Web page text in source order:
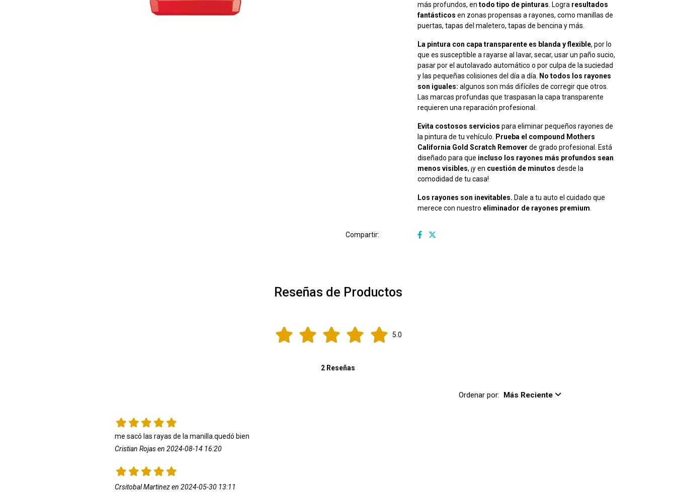
más profundos, en todo tipo de pinturas . Logra resultados
fantásticos en zonas propensas a rayones, como manillas de
puertas, tapas del maletero, tapas de bencina y más.
La pintura con capa transparente es blanda y flexible, por lo
que es susceptible a rayarse al lavar, secar, usar un paño sucio,
pasar por el autolavado automático o por culpa de la suciedad
y las pequeñas colisiones del día a día.
No todos los rayones
son iguales: algunos son más difíciles de corregir que otros.
Las marcas profundas que traspasan la capa transparente
requieren una reparación profesional.
Evita costosos servicios para eliminar pequeños rayones de
la pintura de tu vehículo.
Prueba el compound Mothers
California Gold Scratch Remover de grado profesional. Está
diseñado para que incluso los rayones más profundos sean
menos visibles, ¡y en cuestión de minutos desde la
comodidad de tu casa!
Los rayones son inevitables. Dale a tu auto el cuidado que
merece con nuestro eliminador de rayones premium
Compartir:
Reseñas de Productos
5.0
2 Reseñas
Ordenar por: Más Reciente
me sacó las rayas de la manilla.quedó bien
Cristian Rojas en 2024-08-14 16:20
Crsitobal Martinez en 2024-05-30 13:11